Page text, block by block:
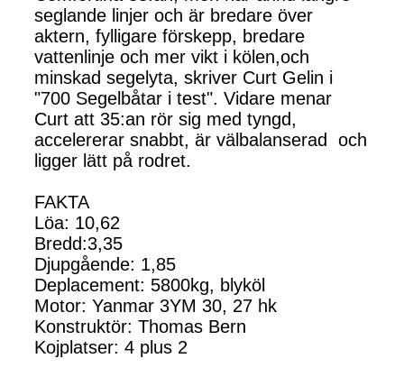
seglande linjer och är bredare över
aktern, fylligare förskepp, bredare
vattenlinje och mer vikt i kölen,och
minskad segelyta, skriver Curt Gelin i
"700 Segelbåtar i test". Vidare menar
Curt att 35:an rör sig med tyngd,
accelererar snabbt, är välbalanserad och
ligger lätt på rodret.
FAKTA
Löa: 10,62
Bredd:3,35
Djupgående: 1,85
Deplacement: 5800kg, blyköl
Motor: Yanmar 3YM 30, 27 hk
Konstruktör: Thomas Bern
Kojplatser: 4 plus 2